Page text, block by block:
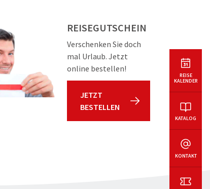
REISE
KALENDER
KATALOG
KONTAKT
REISEGUTSCHEIN
Verschenken Sie doch
mal Urlaub. Jetzt
online bestellen!
JETZT
BESTELLEN